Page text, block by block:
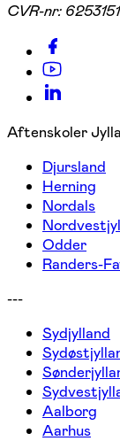
CVR-nr:
Aftenskoler
Djursland
Herning
Nordals
Odder
Randers-
---
Sydjylland
Aalborg
Aarhus